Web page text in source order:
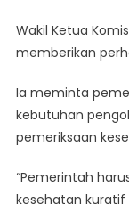
Wakil Ketua
memberikan
Ia meminta
kebutuhan
pemeriksaan
“Pemerintah
kesehatan